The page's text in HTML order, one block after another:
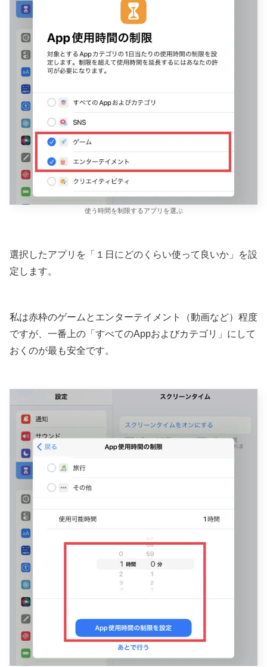
使う時間を制限するアプリを選ぶ
選択したアプリを「１日にどのくらい使って良いか」を設
定します。
私は赤枠のゲームとエンターテイメント（動画など）程度
ですが、一番上の「すべてのAppおよびカテゴリ」にして
おくのが最も安全です。